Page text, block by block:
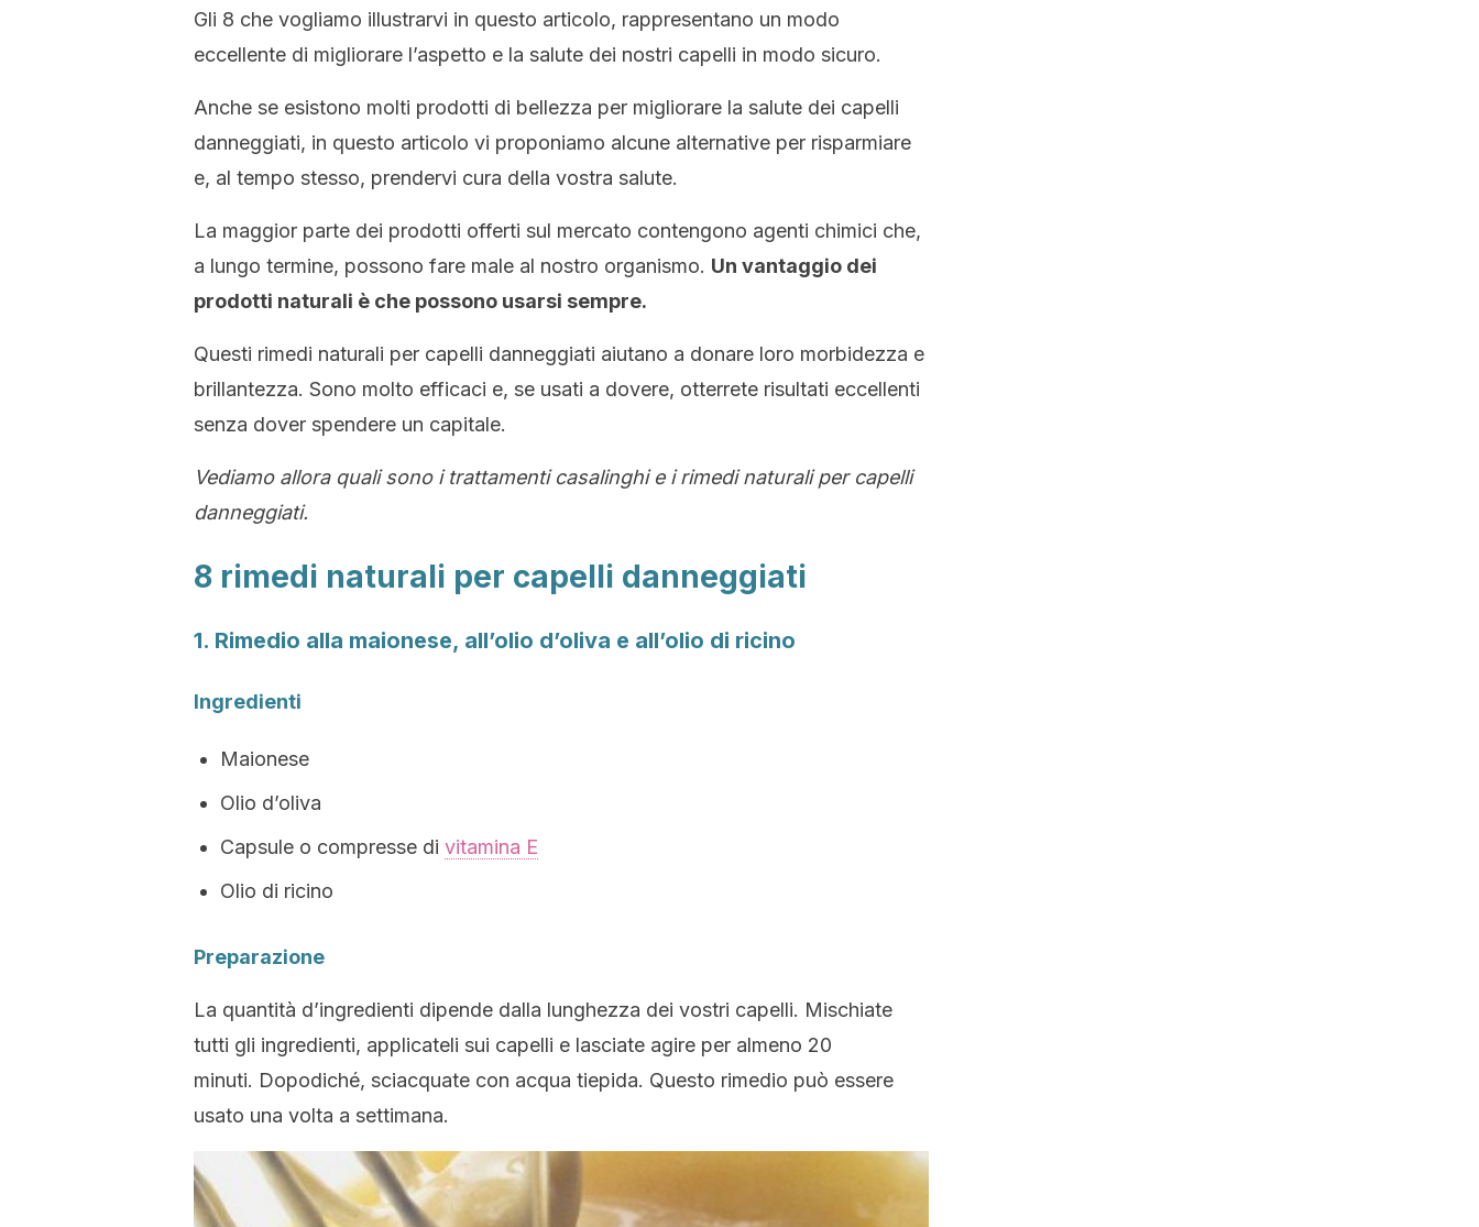
Gli 8 che vogliamo illustrarvi in questo articolo, rappresentano un modo
eccellente di migliorare l’aspetto e la salute dei nostri capelli in modo sicuro.
Anche se esistono molti prodotti di bellezza per migliorare la salute dei capelli
danneggiati, in questo articolo vi proponiamo alcune alternative per risparmiare
e, al tempo stesso, prendervi cura della vostra salute.
La maggior parte dei prodotti offerti sul mercato contengono agenti chimici che,
a lungo termine, possono fare male al nostro organismo. Un vantaggio dei
prodotti naturali è che possono usarsi sempre.
Questi rimedi naturali per capelli danneggiati aiutano a donare loro morbidezza e
brillantezza. Sono molto efficaci e, se usati a dovere, otterrete risultati eccellenti
senza dover spendere un capitale.
Vediamo allora quali sono i trattamenti casalinghi e i rimedi naturali per capelli
danneggiati.
8 rimedi naturali per capelli danneggiati
1. Rimedio alla maionese, all’olio d’oliva e all’olio di ricino
Ingredienti
Maionese
Olio d’oliva
Capsule o compresse di vitamina E
Olio di ricino
Preparazione
La quantità d’ingredienti dipende dalla lunghezza dei vostri capelli. Mischiate
tutti gli ingredienti, applicateli sui capelli e lasciate agire per almeno 20
minuti. Dopodiché, sciacquate con acqua tiepida. Questo rimedio può essere
usato una volta a settimana.